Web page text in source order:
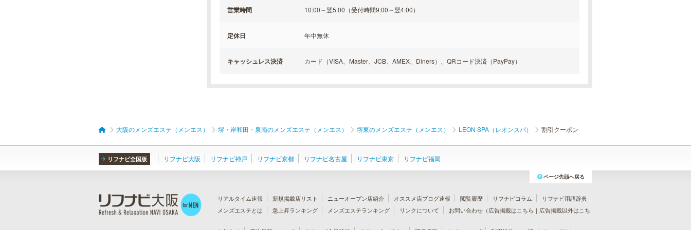
営業時間 10:00～翌5:00（受付時間9:00～翌4:00）
定休日 年中無休
キャッシュレス決済 カード（VISA、Master、JCB、AMEX、Diners）、QRコード決済（PayPay）
大阪のメンズエステ（メンエス） 堺・岸和田・泉南のメンズエステ（メンエス） 堺東のメンズエステ（メンエス） LEON SPA（レオンスパ） 割引クーポン
リフナビ全国版 リフナビ大阪 リフナビ神戸 リフナビ京都 リフナビ名古屋 リフナビ東京 リフナビ福岡
ページ先頭へ戻る
リアルタイム速報 新規掲載店リスト ニューオープン店紹介 オススメ店ブログ速報 閲覧履歴 リフナビコラム
リフナビ用語辞典
メンズエステとは
急上昇ランキング メンズエステランキング リンクについて お問い合わせ（広告掲載はこちら ｜ 広告掲載以外はこち